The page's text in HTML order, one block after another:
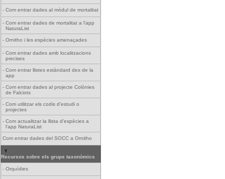
- Com entrar dades al mòdul de mortalitat
- Com entrar dades de mortalitat a l'app
NaturaList
- Ornitho i les espècies amenaçades
- Com entrar dades amb localitzacions
precises
- Com entrar llistes estàndard des de la
app
- Com entrar dades al projecte Colònies
de Falciots
- Com utilitzar els codis d'estudi o
projectes
- Com actualitzar la llista d'espècies a
l'app NaturaList
Com entrar dades del SOCC a Ornitho
Recursos sobre els grups taxonòmics
- Orquídies